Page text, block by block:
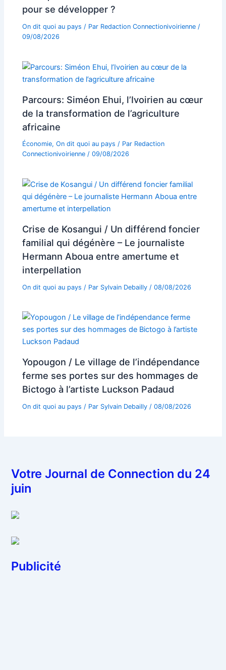
pour se développer ?
On dit quoi au pays / Par Redaction Connectionivoirienne/
09/08/2026
Parcours: Siméon Ehui, l’Ivoirien au cœur
de la transformation de l’agriculture
africaine
Économie,On dit quoi au pays / Par Redaction
Connectionivoirienne/09/08/2026
Crise de Kosangui / Un différend foncier
familial qui dégénère – Le journaliste
Hermann Aboua entre amertume et
interpellation
On dit quoi au pays / Par Sylvain Debailly /08/08/2026
Yopougon / Le village de l’indépendance
ferme ses portes sur des hommages de
Bictogo à l’artiste Luckson Padaud
On dit quoi au pays / Par Sylvain Debailly/08/08/2026
Votre Journal de Connection du 24
juin
Publicité